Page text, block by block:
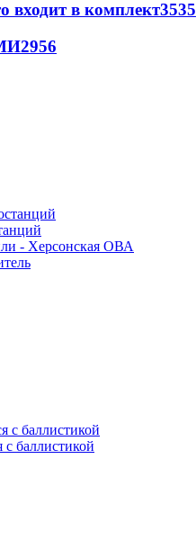
входит в комплект3535
2956
- Херсонская ОВА
баллистикой